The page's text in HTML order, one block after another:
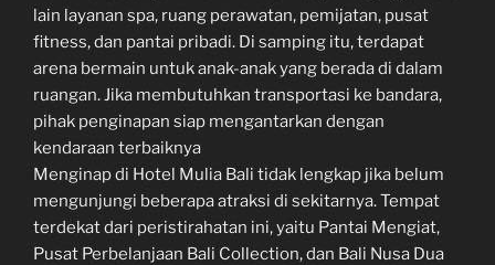
lain layanan spa, ruang perawatan, pemijatan, pusat
fitness, dan pantai pribadi. Di samping itu, terdapat
arena bermain untuk anak-anak yang berada di dalam
ruangan. Jika membutuhkan transportasi ke bandara,
pihak penginapan siap mengantarkan dengan
kendaraan terbaiknya
Menginap di Hotel Mulia Bali tidak lengkap jika belum
mengunjungi beberapa atraksi di sekitarnya. Tempat
terdekat dari peristirahatan ini, yaitu Pantai Mengiat,
Pusat Perbelanjaan Bali Collection, dan Bali Nusa Dua